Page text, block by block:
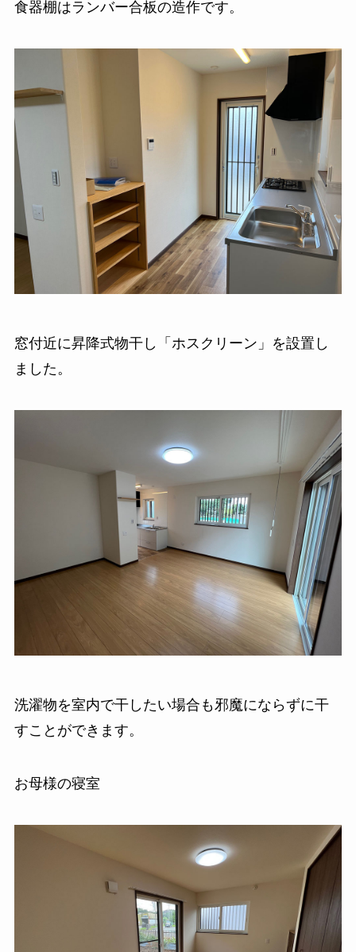
食器棚はランバー合板の造作です。
窓付近に昇降式物干し「ホスクリーン」を設置し
ました。
洗濯物を室内で干したい場合も邪魔にならずに干
すことができます。
お母様の寝室